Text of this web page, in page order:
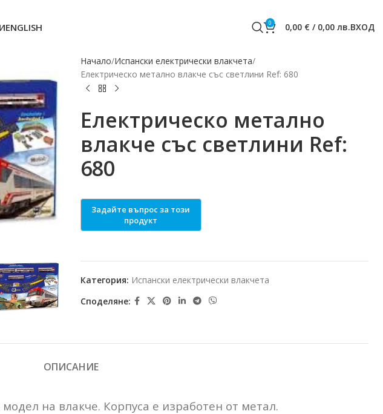
ENGLISH 0 0,00 € / 0,00 лв.ВХОД
Начало Испански електрически влакчета
Електрическо метално влакче със светлини Ref: 680
Електрическо метално
влакче със светлини Ref:
680
Категория: Испански електрически влакчета
Споделяне:
ОПИСАНИЕ
на влакче. Корпуса е изработен от метал.